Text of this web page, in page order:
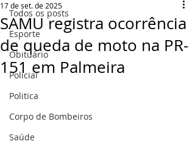
Todos os posts
Esporte
Obituário
Policial
Politica
Corpo de Bombeiros
Saúde
SAMU registra ocorrência
de queda de moto na PR-
151 em Palmeira
17 de set. de 2025